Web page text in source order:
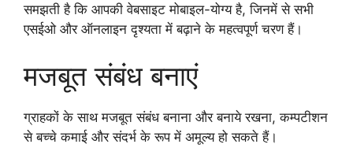
समझती है कि आपकी वेबसाइट मोबाइल-योग्य है, जिनमें से सभी
एसईओ और ऑनलाइन दृश्यता में बढ़ाने के महत्वपूर्ण चरण हैं।
मजबूत संबंध बनाएं
ग्राहकों के साथ मजबूत संबंध बनाना और बनाये रखना, कम्पटीशन
से बच्चे कमाई और संदर्भ के रूप में अमूल्य हो सकते हैं।